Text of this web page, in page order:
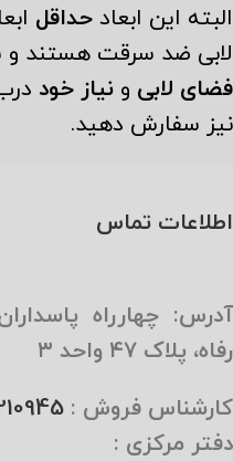
البته این ابعاد حداقل
لابی ضد سرقت هستند و
فضای لابی و نیاز خود
نیز سفارش دهید.
اطلاعات تماس
آدرس: چهارراه
رفاه، پلاک ۴۷ واحد ۳
کارشناس فروش :
دفتر مرکزی :